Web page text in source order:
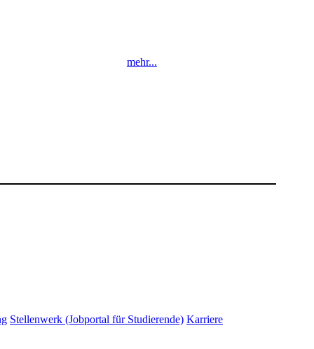
mehr...
Stellenwerk (Jobportal für Studierende) Karriere